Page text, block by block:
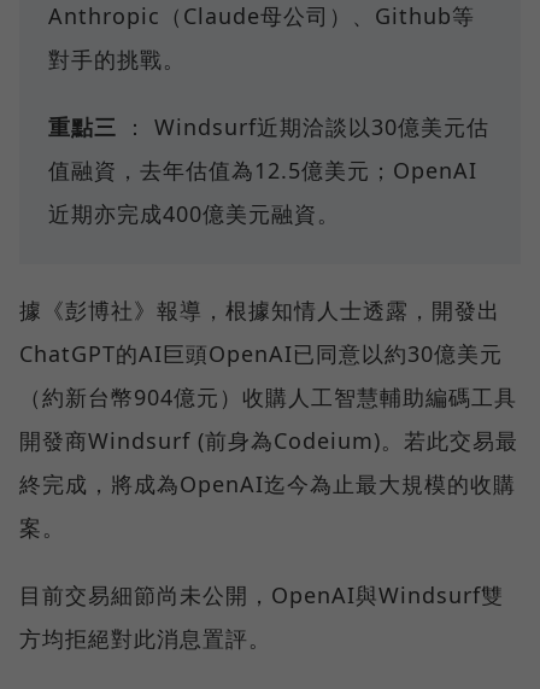
Anthropic（Claude母公司）、Github等
對手的挑戰。
重點三 ： Windsurf近期洽談以30億美元估
值融資，去年估值為12.5億美元；OpenAI
近期亦完成400億美元融資。
據《彭博社》報導，根據知情人士透露，開發出
ChatGPT的AI巨頭OpenAI已同意以約30億美元
（約新台幣904億元）收購人工智慧輔助編碼工具
開發商Windsurf (前身為Codeium)。若此交易最
終完成，將成為OpenAI迄今為止最大規模的收購
案。
目前交易細節尚未公開，OpenAI與Windsurf雙
方均拒絕對此消息置評。